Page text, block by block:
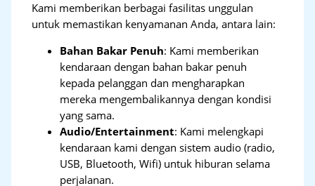
Kami memberikan berbagai fasilitas unggulan
untuk memastikan kenyamanan Anda, antara lain:
Bahan Bakar Penuh: Kami memberikan
kendaraan dengan bahan bakar penuh
kepada pelanggan dan mengharapkan
mereka mengembalikannya dengan kondisi
yang sama.
Audio/Entertainment: Kami melengkapi
kendaraan kami dengan sistem audio (radio,
USB, Bluetooth, Wifi) untuk hiburan selama
perjalanan.